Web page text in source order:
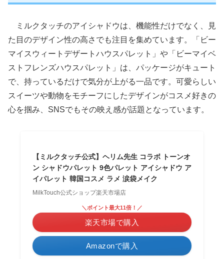
ミルクタッチのアイシャドウは、機能性だけでなく、見
た目のデザイン性の高さでも注目を集めています。「ビー
マイスウィートデザートハウスパレット」や「ビーマイベ
ストフレンズハウスパレット」は、パッケージがキュート
で、持っているだけで気分が上がる一品です。可愛らしい
スイーツや動物をモチーフにしたデザインがコスメ好きの
心を掴み、SNSでもその映え感が話題となっています。
【ミルクタッチ公式】ヘリム先生 コラボ トーンオ
ン シャドウパレット 9色パレット アイシャドウ ア
イパレット 韓国コスメ ラメ 涙袋メイク
MilkTouch公式ショップ楽天市場店
Amazonで購入
＼ポイント最大11倍！／
楽天市場で購入